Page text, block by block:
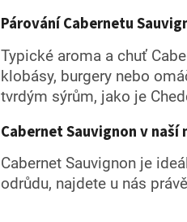
Párování Cabernetu
Typické aroma a chuť
klobásy, burgery nebo
tvrdým sýrům, jako je
Cabernet Sauvignon v naší
Cabernet Sauvignon je
odrůdu, najdete u nás právě